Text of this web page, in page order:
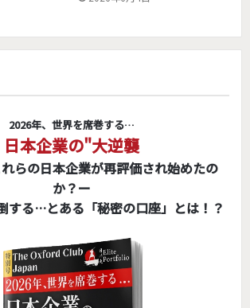
2026年、世界を席巻する…
日本企業の"大逆襲
らの日本企業が再評価され始めたの
か？ー
する…とある「秘密の口座」とは！？